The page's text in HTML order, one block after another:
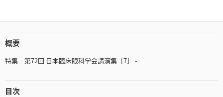
概要
特集 第72回 日本臨床眼科学会講演集［7］ -
目次